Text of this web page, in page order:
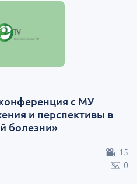
с МУ
и перспективы в
болезни»
15
0